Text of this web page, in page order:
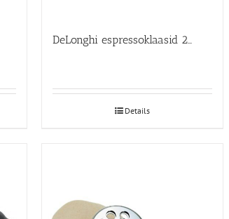
DeLonghi espressoklaasid 2-ne komplekt
Details